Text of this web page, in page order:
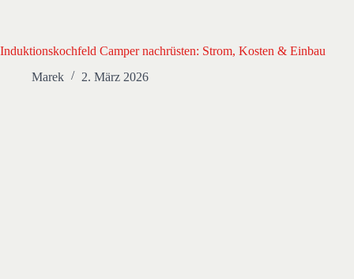
Induktionskochfeld Camper nachrüsten: Strom, Kosten & Einbau
Marek
2. März 2026